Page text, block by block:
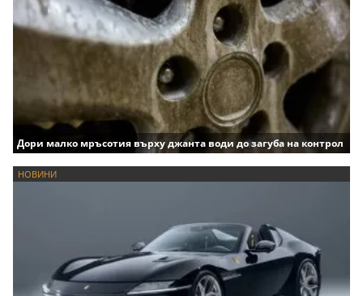
Дори малко мръсотия върху джанта води до загуба на контрол
НОВИНИ